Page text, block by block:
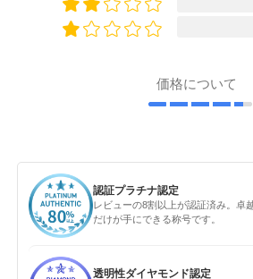
価格について
認証プラチナ認定
レビューの8割以上が認証済み。卓
だけが手にできる称号です。
透明性ダイヤモンド認定